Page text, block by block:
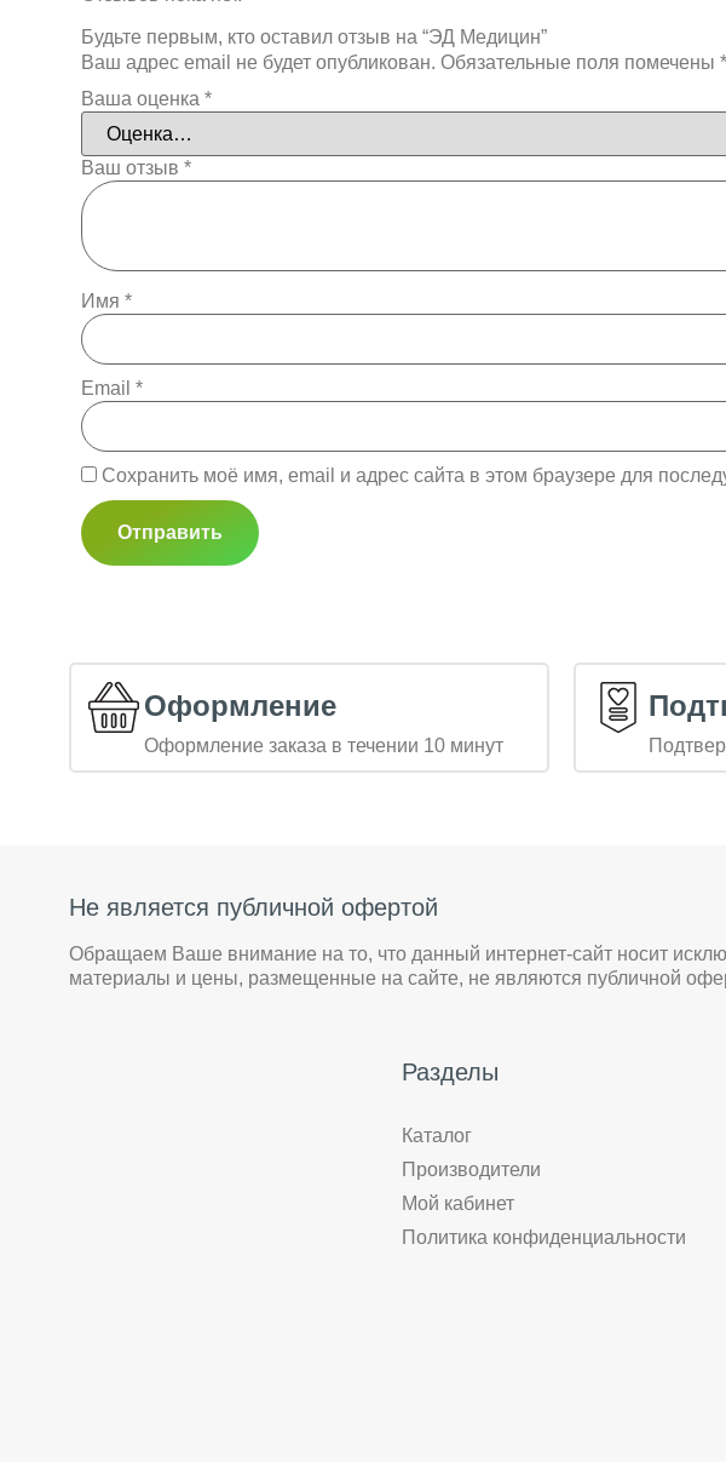
Будьте первым, кто оставил отзыв на “ЭД Медицин”
Ваш адрес email не будет опубликован. Обязательные поля помечены *
Ваша оценка *
Ваш отзыв *
Имя *
Email *
Сохранить моё имя, email и адрес сайта в этом браузере для
Оформление
Оформление заказа в течении 10 минут
Не является публичной офертой
Обращаем Ваше внимание на то, что данный интернет-сайт носит
материалы и цены, размещенные на сайте, не являются публичной
Разделы
Каталог
Производители
Мой кабинет
Политика конфиденциальности